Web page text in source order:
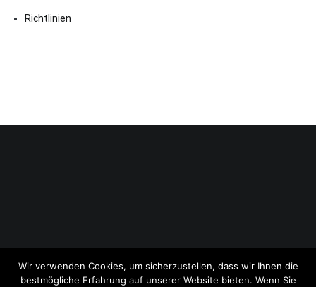
Richtlinien
Copyright © 2026ExpressAntworten.com . All rights reserved.
Theme:Cenote by ThemeGrill. Powered byWordPress .
Wir verwenden Cookies, um sicherzustellen, dass wir Ihnen die
bestmögliche Erfahrung auf unserer Website bieten. Wenn Sie